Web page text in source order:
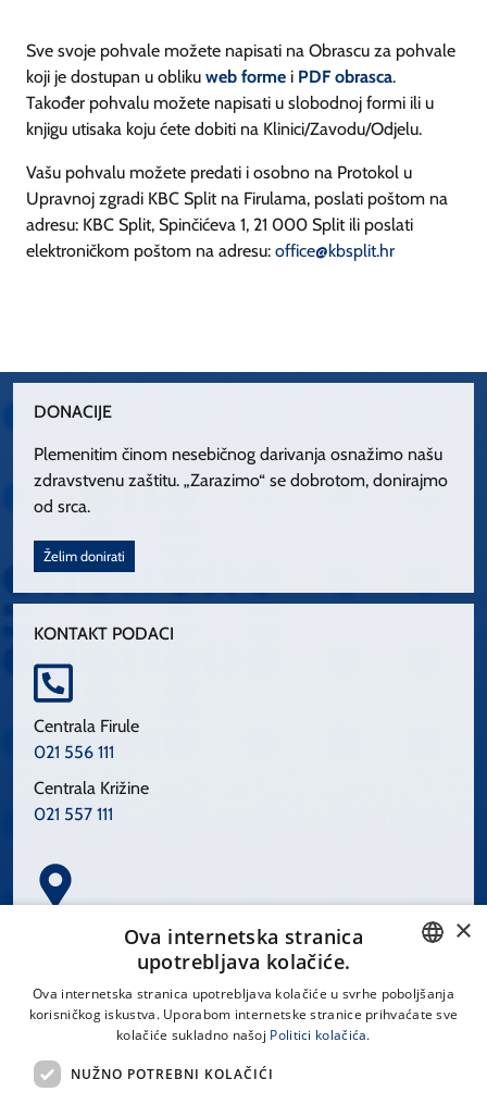
Sve svoje pohvale možete napisati na Obrascu za pohvale
koji je dostupan u obliku web forme i PDF obrasca.
Također pohvalu možete napisati u slobodnoj formi ili u
knjigu utisaka koju ćete dobiti na Klinici/Zavodu/Odjelu.
Vašu pohvalu možete predati i osobno na Protokol u
Upravnoj zgradi KBC Split na Firulama, poslati poštom na
adresu: KBC Split, Spinčićeva 1, 21 000 Split ili poslati
elektroničkom poštom na adresu: office@kbsplit.hr
DONACIJE
Plemenitim činom nesebičnog darivanja osnažimo našu
zdravstvenu zaštitu. „Zarazimo“ se dobrotom, donirajmo
od srca.
Želim donirati
KONTAKT PODACI
Centrala Firule
021 556 111
Centrala Križine
021 557 111
Spinčićeva 1, 21000 Split
CROATIAN
×
Ova internetska stranica
upotrebljava kolačiće.
Ova internetska stranica upotrebljava kolačiće u svrhe poboljšanja
korisničkog iskustva. Uporabom internetske stranice prihvaćate sve
kolačiće sukladno našoj Politici kolačića.
NUŽNO POTREBNI KOLAČIĆI